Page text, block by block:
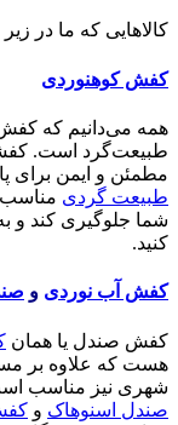
کالاهایی که ما در
کفش کوهنوردی
همه می‌دانیم که کفش
طبیعت‌گرد است.
مطمئن و ایمن برای
طبیعت گردی مناسب
شما جلوگیری کند و
کنید.
کفش آب نوردی و
کفش صندل یا همان
هست که علاوه بر
شهری نیز مناسب
صندل اسنوهاک و